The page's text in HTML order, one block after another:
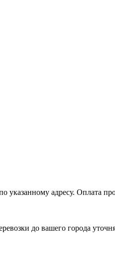
указанному адресу. Оплата
до вашего города